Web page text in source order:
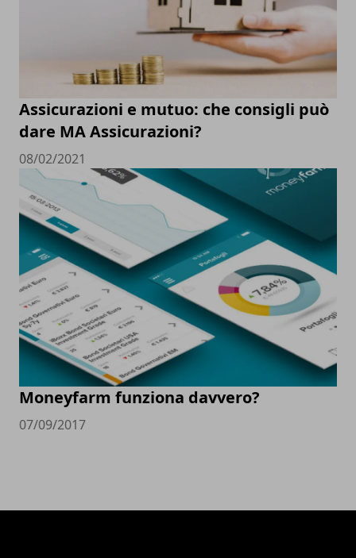
Assicurazioni e mutuo: che consigli può
dare MA Assicurazioni?
08/02/2021
Moneyfarm funziona davvero?
07/09/2017